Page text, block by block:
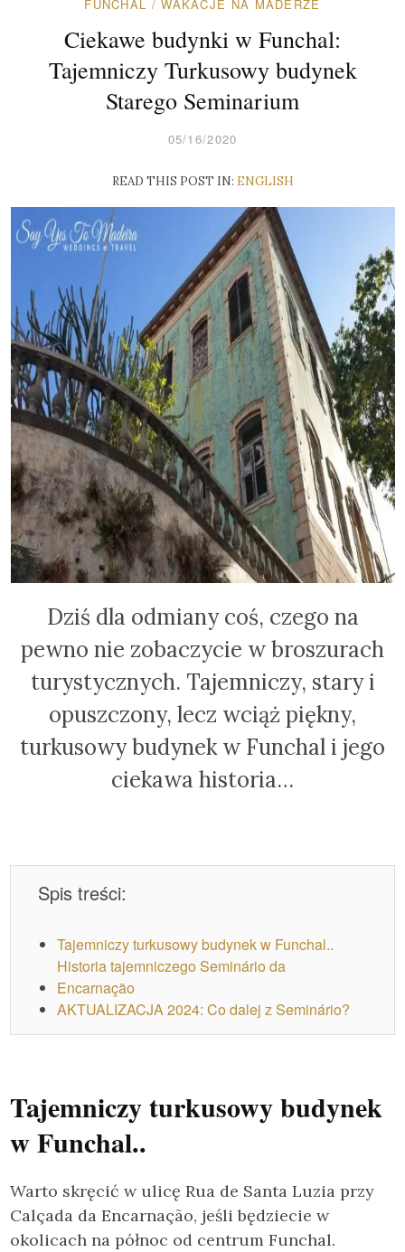
FUNCHAL /WAKACJE NA MADERZE
Ciekawe budynki w Funchal:
Tajemniczy Turkusowy budynek
Starego Seminarium
05/16/2020
READ THIS POST IN: ENGLISH
Dziś dla odmiany coś, czego na
pewno nie zobaczycie w broszurach
turystycznych. Tajemniczy, stary i
opuszczony, lecz wciąż piękny,
turkusowy budynek w Funchal i jego
ciekawa historia…
Spis treści:
Tajemniczy turkusowy budynek w Funchal..
Historia tajemniczego Seminário da
Encarnação
AKTUALIZACJA 2024: Co dalej z Seminário?
Tajemniczy turkusowy budynek
w Funchal..
Warto skręcić w ulicę Rua de Santa Luzia przy
Calçada da Encarnação, jeśli będziecie w
okolicach na północ od centrum Funchal.